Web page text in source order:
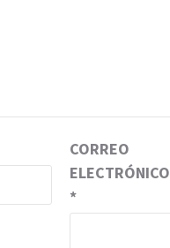
CORREO
ELECTRÓNICO
*